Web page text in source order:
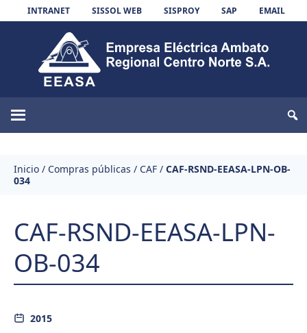
Skip to content
INTRANET SISSOL WEB SISPROY SAP EMAIL
EEASA
Inicio / Compras públicas / CAF / CAF-RSND-EEASA-LPN-OB-
034
CAF-RSND-EEASA-LPN-
OB-034
2015